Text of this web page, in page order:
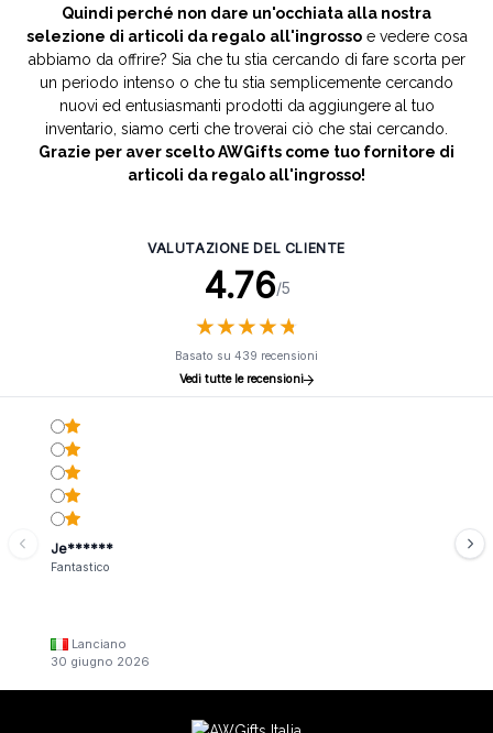
Quindi perché non dare un'occhiata alla nostra
selezione di articoli da regalo all'ingrosso e vedere cosa
abbiamo da offrire? Sia che tu stia cercando di fare scorta per
un periodo intenso o che tu stia semplicemente cercando
nuovi ed entusiasmanti prodotti da aggiungere al tuo
inventario, siamo certi che troverai ciò che stai cercando.
Grazie per aver scelto AWGifts come tuo fornitore di
articoli da regalo all'ingrosso!
VALUTAZIONE DEL CLIENTE
4.76/5
★★★★★
★★★★★
Basato su 439 recensioni
Vedi tutte le recensioni
Je******
Fantastico
Lanciano
30 giugno 2026